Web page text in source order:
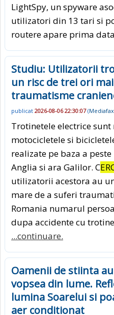
LightSpy, un spyware
utilizatori din 13 tari si
routere apare prima
Studiu: Utilizatorii
un risc de trei ori
traumatisme
publicat 2026-08-06 22:30:07(Mediafax
Trotinetele electrice
motocicletele si
realizate pe baza a
Anglia si ara Galilor. C
utilizatorii acestora au
mare de a suferi
Romania numarul
dupa accidente cu
...continuare.
Oamenii de stiinta
vopsea din lume.
lumina Soarelui si
aer conditionat